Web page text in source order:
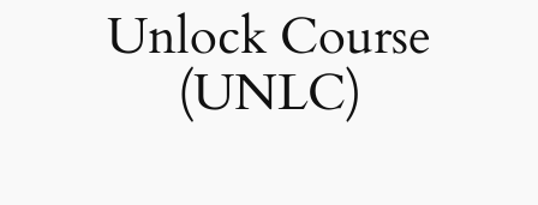
Unlock Course
(UNLC)